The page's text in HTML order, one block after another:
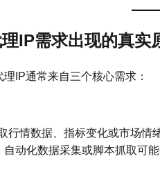
IP需求出现的真实
IP通常来自三个核心需求：
行情数据、指标变化或市场情
动化数据采集或脚本抓取可能